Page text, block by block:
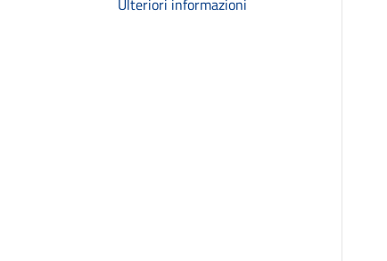
Ulteriori informazioni